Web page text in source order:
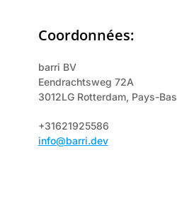
Coordonnées:
barri BV
Eendrachtsweg 72A
3012LG Rotterdam, Pays-Bas
+31621925586
info@barri.dev